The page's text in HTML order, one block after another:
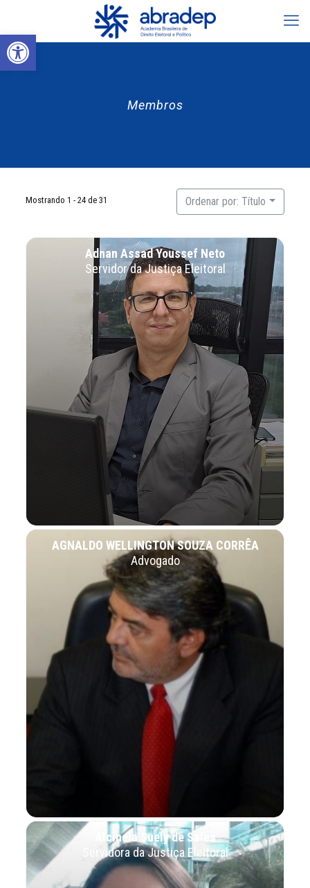
Abrir a barra de ferramentas
Membros
Mostrando 1 - 24 de 31 Ordenar por: Título
Adnan Assad Youssef Neto
Servidor da Justiça Eleitoral
AGNALDO WELLINGTON SOUZA CORRÊA
Advogado
Alcineia Suely de Sales
Servidora da Justiça Eleitoral